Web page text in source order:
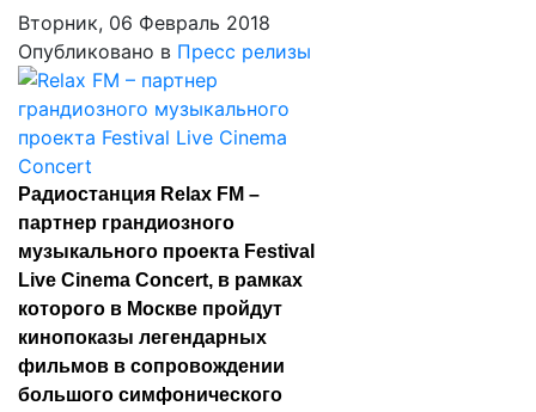
Вторник, 06 Февраль 2018
Опубликовано в Пресс релизы
Радиостанция Relax FM –
партнер грандиозного
музыкального проекта Festival
Live Cinema Concert, в рамках
которого в Москве пройдут
кинопоказы легендарных
фильмов в сопровождении
большого симфонического